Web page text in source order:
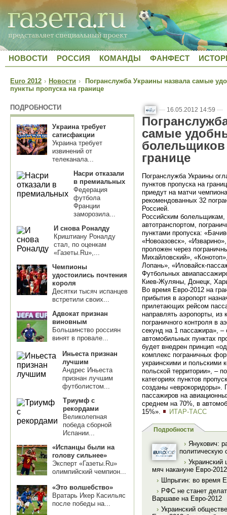
НОВОСТИ РОССИЯ КОМАНДЫ ФАНФЕСТ
Euro 2012 › Новости › Погранслужба Украины назвала самые
пункты пропуска на границе
ПОДРОБНОСТИ
Украина требует
сатисфакции
Украина требует
извинений от
телеканала...
Насри отказали
в премиальных
Федерация
футбола
Франции
заморозила...
И снова Роналду
Криштиану Роналду
стал, по оценкам
«Газеты.Ru»,...
Чемпионы
удостоились почтения
короля
Десятки тысяч испанцев
встретили своих...
Адвокат признан
виновным
Большинство россиян
винят в провале...
Иньеста признан
лучшим
Андрес Иньеста
признан лучшим
футболистом...
Триумф с
рекордами
Великолепная
победа сборной
Испании...
«Испанцы были на
голову сильнее»
Эксперт «Газеты.Ru»
олимпийский чемпион...
«Это волшебство»
Вратарь Икер Касильяс
после победы на...
— 16.05.2012 14:59 —
самые
болельщиков
границе
Погранслужба Украины
пунктов пропуска на
приедут на матчи
рекомендованных 32
Россией.
Российским болельщикам,
автотранспортом,
пунктами пропуска:
«Новоазовск»,
проложен через
Михайловский»,
Лопань», «Иловайск-
Футбольных
Киев-Жуляны, Донецк,
Во время Евро-2012 на
прибытия в аэропорт
прилетающих рейсом
направлять аэропорты,
пограничного контроля в
секунд на 1 пассажира»,
автомобильных пунктах
будет внедрен принцип
комплекс пограничных
украинскими и польскими
польской территории», –
категориях пунктов
созданы «еврокоридоры».
пассажиров на
среднем на 70%, в
15%».
ИТАР-ТАСС
Подробности
› Янукович:
› Украинский
мяч накануне Евро-2012
› Шпрыгин: во время
› РФС не станет
Варшаве на Евро-2012
› Украинский